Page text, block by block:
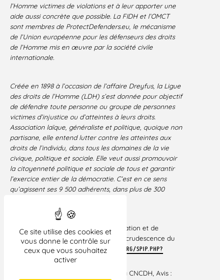
Ce site utilise des cookies et
vous donne le contrôle sur
ceux que vous souhaitez
activer
l’Homme victimes de violations et à leur apporter une
aide aussi concrète que possible. La FIDH et l’OMCT
sont membres de ProtectDefenders.eu, le mécanisme
de l’Union européenne pour les défenseurs des droits
de l’Homme mis en œuvre par la société civile
internationale.
Créée en 1898 à l’occasion de l’affaire Dreyfus, la Ligue
des droits de l’Homme (LDH) s’est donnée pour objectif
de défendre toute personne ou groupe de personnes
victimes d’injustice ou d’atteintes à leurs droits.
Association laïque, généraliste et politique, quoique non
partisane, elle entend lutter contre les atteintes aux
droits de l’individu, dans tous les domaines de la vie
civique, politique et sociale. Elle veut aussi promouvoir
la citoyenneté politique et sociale de tous et garantir
l’exercice entier de la démocratie. C’est en ce sens
qu’agissent ses 9 500 adhérents, dans plus de 300
[1]Cf. dossier web du Groupe d’information et de
soutien des immigrées (Gisti) sur la recrudescence du
délit de solidarité :HTTP://WWW.GISTI.ORG/SPIP.PHP?
[2] Cf. l’avis n°0131 du 4 juin 2017 de la CNCDH, Avis :